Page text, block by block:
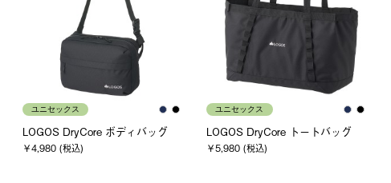
ユニセックス
LOGOS DryCore ボディバッグ
￥4,980 (税込)
ユニセックス
LOGOS DryCore トートバッグ
￥5,980 (税込)